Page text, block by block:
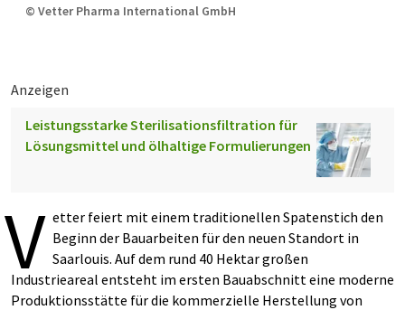
© Vetter Pharma International GmbH
Anzeigen
Leistungsstarke Sterilisationsfiltration für
Lösungsmittel und ölhaltige Formulierungen
V etter feiert mit einem traditionellen Spatenstich den
Beginn der Bauarbeiten für den neuen Standort in
Saarlouis. Auf dem rund 40 Hektar großen
Industrieareal entsteht im ersten Bauabschnitt eine moderne
Produktionsstätte für die kommerzielle Herstellung von